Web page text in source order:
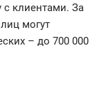
клиентами. За
могут
– до 700 000